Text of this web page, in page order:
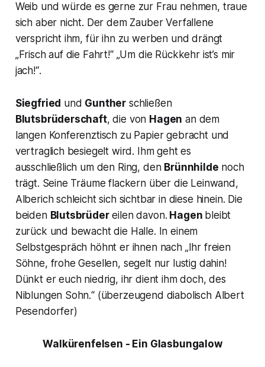
Weib und würde es gerne zur Frau nehmen, traue
sich aber nicht. Der dem Zauber Verfallene
verspricht ihm, für ihn zu werben und drängt
„Frisch auf die Fahrt!“ „Um die Rückkehr ist’s mir
jach!“.
Siegfried und Gunther schließen
Blutsbrüderschaft, die von Hagen an dem
langen Konferenztisch zu Papier gebracht und
vertraglich besiegelt wird. Ihm geht es
ausschließlich um den Ring, den Brünnhilde noch
trägt. Seine Träume flackern über die Leinwand,
Alberich schleicht sich sichtbar in diese hinein. Die
beiden Blutsbrüdereilen davon. Hagen bleibt
zurück und bewacht die Halle. In einem
Selbstgespräch höhnt er ihnen nach „Ihr freien
Söhne, frohe Gesellen, segelt nur lustig dahin!
Dünkt er euch niedrig, ihr dient ihm doch, des
Niblungen Sohn.“ (überzeugend diabolisch Albert
Pesendorfer)
Walkürenfelsen - Ein Glasbungalow